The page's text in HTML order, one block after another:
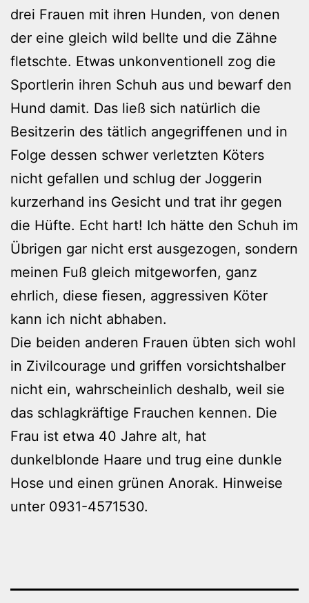
drei Frauen mit ihren Hunden, von denen
der eine gleich wild bellte und die Zähne
fletschte. Etwas unkonventionell zog die
Sportlerin ihren Schuh aus und bewarf den
Hund damit. Das ließ sich natürlich die
Besitzerin des tätlich angegriffenen und in
Folge dessen schwer verletzten Köters
nicht gefallen und schlug der Joggerin
kurzerhand ins Gesicht und trat ihr gegen
die Hüfte. Echt hart! Ich hätte den Schuh im
Übrigen gar nicht erst ausgezogen, sondern
meinen Fuß gleich mitgeworfen, ganz
ehrlich, diese fiesen, aggressiven Köter
kann ich nicht abhaben.
Die beiden anderen Frauen übten sich wohl
in Zivilcourage und griffen vorsichtshalber
nicht ein, wahrscheinlich deshalb, weil sie
das schlagkräftige Frauchen kennen. Die
Frau ist etwa 40 Jahre alt, hat
dunkelblonde Haare und trug eine dunkle
Hose und einen grünen Anorak. Hinweise
unter 0931-4571530.